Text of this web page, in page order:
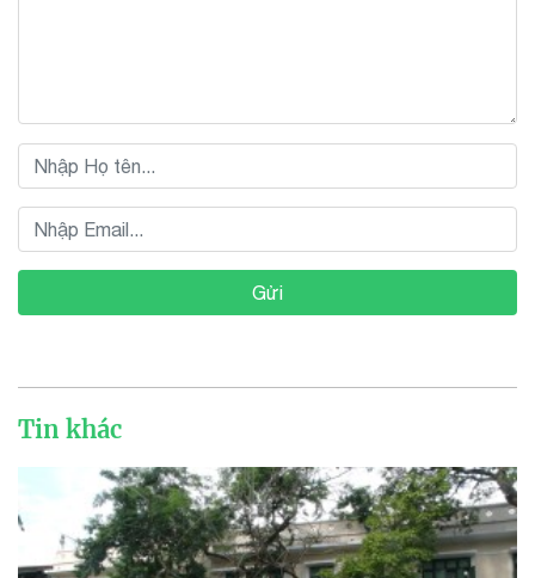
Gửi
Tin khác